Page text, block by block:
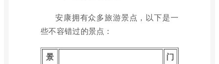
安康拥有众多旅游景点，以下是一
些不容错过的景点：
景
门